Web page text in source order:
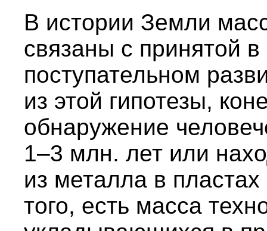
В истории Земли
связаны с принятой в
поступательном
из этой гипотезы,
обнаружение
1–3 млн. лет или
из металла в
того, есть масса